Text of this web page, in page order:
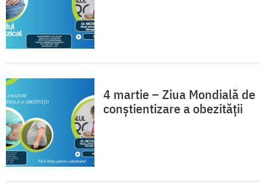
4 martie – Ziua Mondială de
conștientizare a obezității